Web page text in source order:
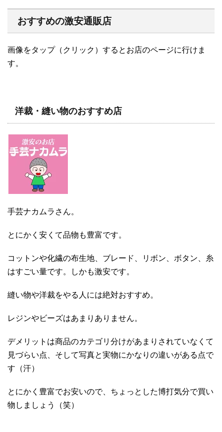
おすすめの激安通販店
画像をタップ（クリック）するとお店のページに行けま
す。
洋裁・縫い物のおすすめ店
手芸ナカムラさん。
とにかく安くて品物も豊富です。
コットンや化繊の布生地、ブレード、リボン、ボタン、糸
はすごい量です。しかも激安です。
縫い物や洋裁をやる人には絶対おすすめ。
レジンやビーズはあまりありません。
デメリットは商品のカテゴリ分けがあまりされていなくて
見づらい点、そして写真と実物にかなりの違いがある点で
す（汗）
とにかく豊富でお安いので、ちょっとした博打気分で買い
物しましょう（笑）